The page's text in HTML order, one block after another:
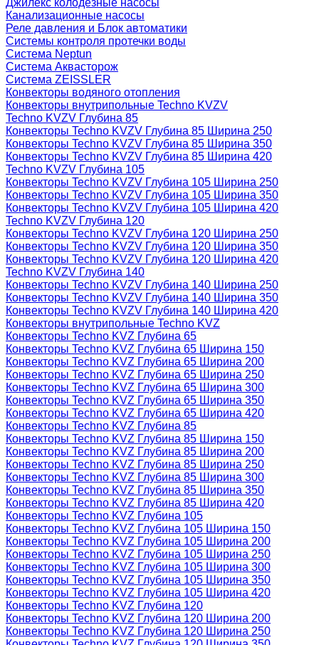
Джилекс колодезные насосы
Канализационные насосы
Реле давления и Блок автоматики
Системы контроля протечки воды
Система Neptun
Система Аквасторож
Система ZEISSLER
Конвекторы водяного отопления
Конвекторы внутрипольные Techno KVZV
Techno KVZV Глубина 85
Конвекторы Techno KVZV Глубина 85 Ширина 250
Конвекторы Techno KVZV Глубина 85 Ширина 350
Конвекторы Techno KVZV Глубина 85 Ширина 420
Techno KVZV Глубина 105
Конвекторы Techno KVZV Глубина 105 Ширина 250
Конвекторы Techno KVZV Глубина 105 Ширина 350
Конвекторы Techno KVZV Глубина 105 Ширина 420
Techno KVZV Глубина 120
Конвекторы Techno KVZV Глубина 120 Ширина 250
Конвекторы Techno KVZV Глубина 120 Ширина 350
Конвекторы Techno KVZV Глубина 120 Ширина 420
Techno KVZV Глубина 140
Конвекторы Techno KVZV Глубина 140 Ширина 250
Конвекторы Techno KVZV Глубина 140 Ширина 350
Конвекторы Techno KVZV Глубина 140 Ширина 420
Конвекторы внутрипольные Techno KVZ
Конвекторы Techno KVZ Глубина 65
Конвекторы Techno KVZ Глубина 65 Ширина 150
Конвекторы Techno KVZ Глубина 65 Ширина 200
Конвекторы Techno KVZ Глубина 65 Ширина 250
Конвекторы Techno KVZ Глубина 65 Ширина 300
Конвекторы Techno KVZ Глубина 65 Ширина 350
Конвекторы Techno KVZ Глубина 65 Ширина 420
Конвекторы Techno KVZ Глубина 85
Конвекторы Techno KVZ Глубина 85 Ширина 150
Конвекторы Techno KVZ Глубина 85 Ширина 200
Конвекторы Techno KVZ Глубина 85 Ширина 250
Конвекторы Techno KVZ Глубина 85 Ширина 300
Конвекторы Techno KVZ Глубина 85 Ширина 350
Конвекторы Techno KVZ Глубина 85 Ширина 420
Конвекторы Techno KVZ Глубина 105
Конвекторы Techno KVZ Глубина 105 Ширина 150
Конвекторы Techno KVZ Глубина 105 Ширина 200
Конвекторы Techno KVZ Глубина 105 Ширина 250
Конвекторы Techno KVZ Глубина 105 Ширина 300
Конвекторы Techno KVZ Глубина 105 Ширина 350
Конвекторы Techno KVZ Глубина 105 Ширина 420
Конвекторы Techno KVZ Глубина 120
Конвекторы Techno KVZ Глубина 120 Ширина 200
Конвекторы Techno KVZ Глубина 120 Ширина 250